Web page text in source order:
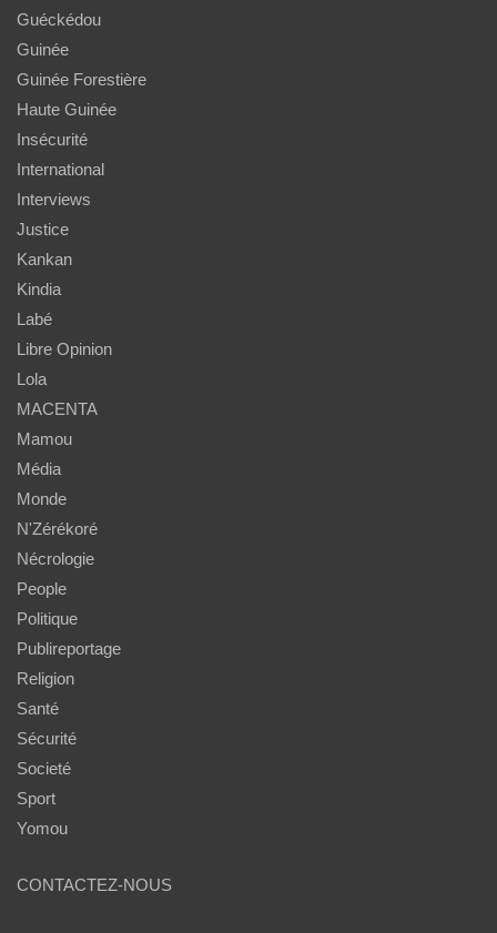
Guéckédou
Guinée
Guinée Forestière
Haute Guinée
Insécurité
International
Interviews
Justice
Kankan
Kindia
Labé
Libre Opinion
Lola
MACENTA
Mamou
Média
Monde
N'Zérékoré
Nécrologie
People
Politique
Publireportage
Religion
Santé
Sécurité
Societé
Sport
Yomou
CONTACTEZ-NOUS